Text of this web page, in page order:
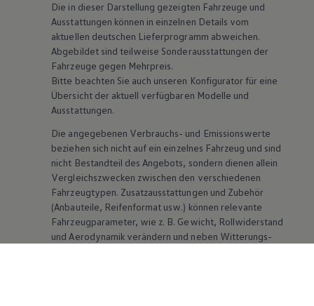
Die in dieser Darstellung gezeigten Fahrzeuge und
Ausstattungen können in einzelnen Details vom
aktuellen deutschen Lieferprogramm abweichen.
Abgebildet sind teilweise Sonderausstattungen der
Fahrzeuge gegen Mehrpreis.
Bitte beachten Sie auch unseren Konfigurator für eine
Übersicht der aktuell verfügbaren Modelle und
Ausstattungen.
Die angegebenen Verbrauchs- und Emissionswerte
beziehen sich nicht auf ein einzelnes Fahrzeug und sind
nicht Bestandteil des Angebots, sondern dienen allein
Vergleichszwecken zwischen den verschiedenen
Fahrzeugtypen. Zusatzausstattungen und Zubehör
(Anbauteile, Reifenformat usw.) können relevante
Fahrzeugparameter, wie z. B. Gewicht, Rollwiderstand
und Aerodynamik verändern und neben Witterungs-